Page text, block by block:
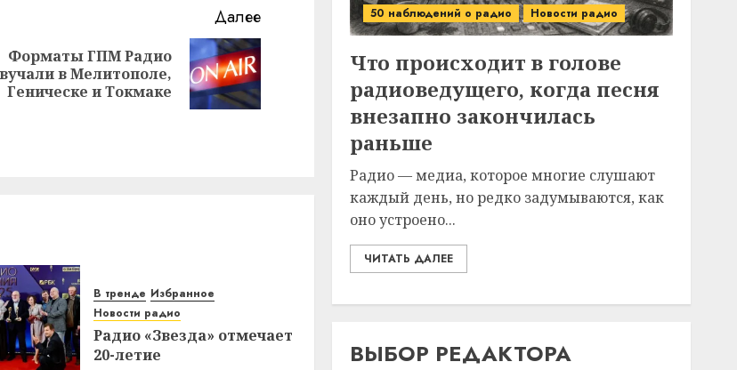
Далее
Форматы ГПМ Радио
в Мелитополе,
Геническе и Токмаке
В тренде Избранное
Новости радио
Радио «Звезда» отмечает
20-летие
50 наблюдений о радио Новости радио
Что происходит в голове
радиоведущего, когда песня
внезапно закончилась
раньше
Радио — медиа, которое многие слушают
каждый день, но редко задумываются, как
оно устроено...
ЧИТАТЬ ДАЛЕЕ
ВЫБОР РЕДАКТОРА